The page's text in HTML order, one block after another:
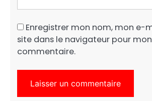
Enregistrer mon nom, mon e-
site dans le navigateur pour
commentaire.